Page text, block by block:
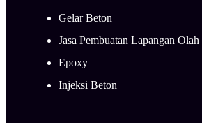
Gelar Beton
Jasa Pembuatan Lapangan Olah
Epoxy
Injeksi Beton